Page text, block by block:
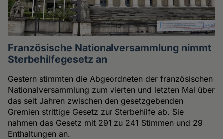
Französische Nationalversammlung nimmt
Sterbehilfegesetz an
Gestern stimmten die Abgeordneten der französischen
Nationalversammlung zum vierten und letzten Mal über
das seit Jahren zwischen den gesetzgebenden
Gremien strittige Gesetz zur Sterbehilfe ab. Sie
nahmen das Gesetz mit 291 zu 241 Stimmen und 29
Enthaltungen an.